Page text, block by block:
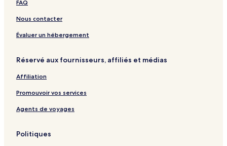
K
o
r
s
A
m
a
z
g
s
e
s
r
o
t
l
i
n
I
a
u
r
e
FAQ
Nous contacter
Évaluer un hébergement
Réservé aux fournisseurs, affiliés et médias
Affiliation
Promouvoir vos services
Agents de voyages
Politiques